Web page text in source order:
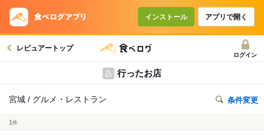
インストール アプリで開く
レビュアートップ
ログイン
行ったお店
宮城 / グルメ・レストラン 条件変更
1 件